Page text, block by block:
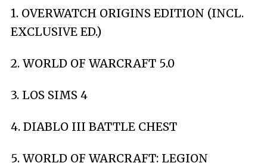
1. OVERWATCH ORIGINS EDITION (INCL.
EXCLUSIVE ED.)
2. WORLD OF WARCRAFT 5.0
3. LOS SIMS 4
4. DIABLO III BATTLE CHEST
5. WORLD OF WARCRAFT: LEGION